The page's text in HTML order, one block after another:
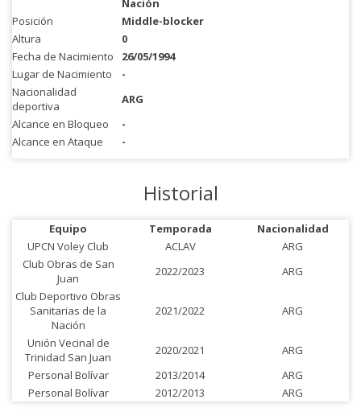
Nación
Posición
Middle-blocker
Altura
0
Fecha de Nacimiento
26/05/1994
Lugar de Nacimiento
-
Nacionalidad
deportiva
ARG
Alcance en Bloqueo
-
Alcance en Ataque
-
Historial
Equipo Temporada
Nacionalidad
UPCN Voley Club
ACLAV
ARG
Club Obras de San
Juan
2022/2023
ARG
Club Deportivo Obras
Sanitarias de la
Nación
2021/2022 ARG
Unión Vecinal de
Trinidad San Juan
2020/2021
ARG
Personal Bolívar
2013/2014
ARG
Personal Bolívar
2012/2013 ARG